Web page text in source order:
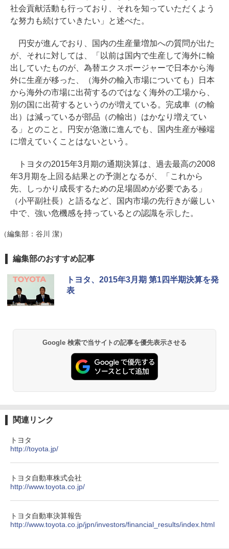
社会貢献活動も行っており、それを知っていただくよう
な努力も続けていきたい」と述べた。
円安が進んでおり、国内の生産量増加への質問が出た
が、それに対しては、「以前は国内で生産して海外に輸
出していたものが、為替エクスポージャーで日本から海
外に生産が移った、（海外の輸入市場についても）日本
から海外の市場に出荷するのではなく海外の工場から、
別の国に出荷するというのが増えている。完成車（の輸
出）は減っているが部品（の輸出）はかなり増えてい
る」とのこと。円安が急激に進んでも、国内生産が極端
に増えていくことはないという。
トヨタの2015年3月期の通期決算は、過去最高の2008
年3月期を上回る結果との予測となるが、「これから
先、しっかり成長するための足場固めが必要である」
（小平副社長）と語るなど、国内市場の先行きが厳しい
中で、強い危機感を持っているとの認識を示した。
（編集部：谷川 潔）
編集部のおすすめ記事
トヨタ、2015年3月期 第1四半期決算を発
表
Google 検索で当サイトの記事を優先表示させる
関連リンク
トヨタ
http://toyota.jp/
トヨタ自動車株式会社
http://www.toyota.co.jp/
トヨタ自動車決算報告
http://www.toyota.co.jp/jpn/investors/financial_results/index.html